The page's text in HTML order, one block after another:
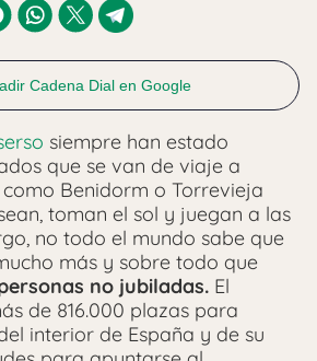
Cadena Dial en Google
siempre han estado
que se van de viaje a
Benidorm o Torrevieja
toman el sol y juegan a las
no todo el mundo sabe que
más y sobre todo que
no jubiladas. El
de 816.000 plazas para
interior de España y de su